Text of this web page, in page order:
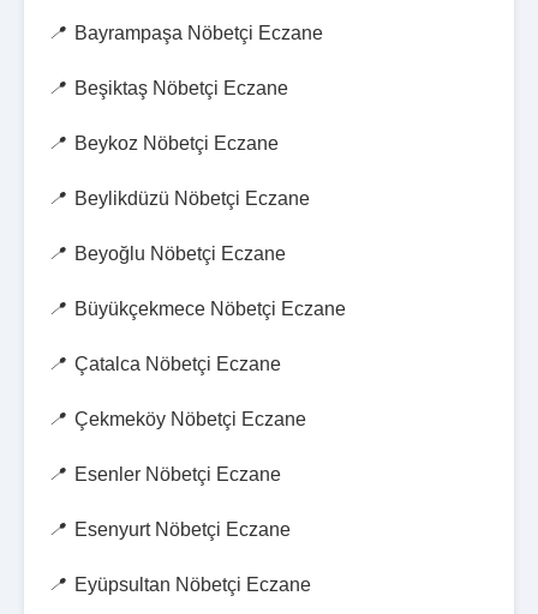
Bayrampaşa Nöbetçi Eczane
Beşiktaş Nöbetçi Eczane
Beykoz Nöbetçi Eczane
Beylikdüzü Nöbetçi Eczane
Beyoğlu Nöbetçi Eczane
Büyükçekmece Nöbetçi Eczane
Çatalca Nöbetçi Eczane
Çekmeköy Nöbetçi Eczane
Esenler Nöbetçi Eczane
Esenyurt Nöbetçi Eczane
Eyüpsultan Nöbetçi Eczane